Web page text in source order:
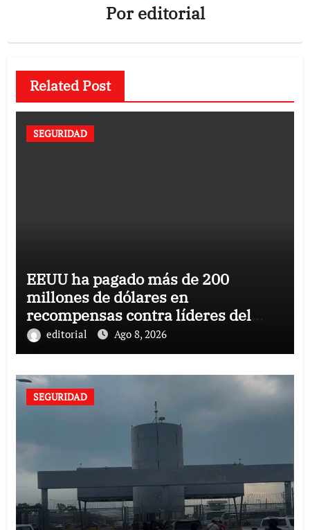
Poreditorial
Related Post
SEGURIDAD
EEUU ha pagado más de 200
millones de dólares en
recompensas contra líderes del
narco en 40 años: ahora caza al
CJNG
editorial Ago 8, 2026
SEGURIDAD